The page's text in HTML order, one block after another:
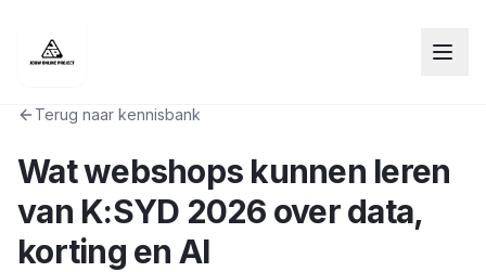
Terug naar kennisbank
Wat webshops kunnen leren
van K:SYD 2026 over data,
korting en AI